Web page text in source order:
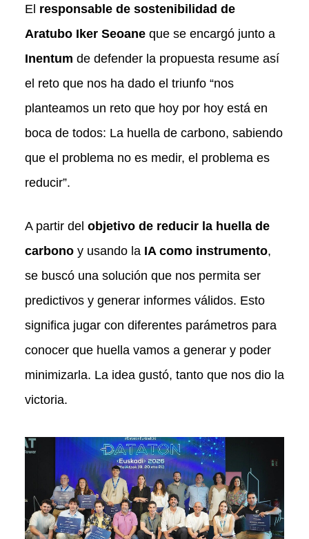
El responsable de sostenibilidad de
Aratubo Iker Seoaneque se encargó junto a
Inentum de defender la propuesta resume así
el reto que nos ha dado el triunfo “nos
planteamos un reto que hoy por hoy está en
boca de todos: La huella de carbono, sabiendo
que el problema no es medir, el problema es
reducir”.
A partir del objetivo de reducir la huella de
carbonoy usando la IA como instrumento,
se buscó una solución que nos permita ser
predictivos y generar informes válidos. Esto
significa jugar con diferentes parámetros para
conocer que huella vamos a generar y poder
minimizarla. La idea gustó, tanto que nos dio la
victoria.